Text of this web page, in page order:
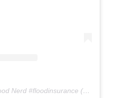
Un post partagé par Flood Nerd #floodinsurance (@floodnerd)